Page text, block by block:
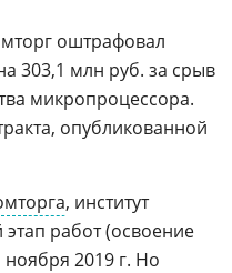
оштрафовал
303,1 млн руб. за срыв
микропроцессора.
опубликованной
, институт
работ (освоение
2019 г. Но